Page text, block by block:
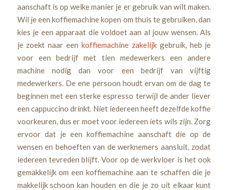
aanschaft is op welke manier je er gebruik van wilt maken.
Wil je een koffiemachine kopen om thuis te gebruiken, dan
kies je een apparaat die voldoet aan al jouw wensen. Als
je zoekt naar een koffiemachine zakelijkgebruik, heb je
voor een bedrijf met tien medewerkers een andere
machine nodig dan voor een bedrijf van vijftig
medewerkers. De ene persoon houdt ervan om de dag te
beginnen met een sterke espresso terwijl de ander liever
een cappuccino drinkt. Niet iedereen heeft dezelfde koffie
voorkeuren, dus er moet voor iedereen iets wils zijn. Zorg
ervoor dat je een koffiemachine aanschaft die op de
wensen en behoeften van de werknemers aansluit, zodat
iedereen tevreden blijft. Voor op de werkvloer is het ook
gemakkelijk om een koffiemachine aan te schaffen die je
makkelijk schoon kan houden en die je zo uit elkaar kunt